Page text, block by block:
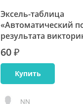
Эксель-таблица
«Автоматический
результата
60 ₽
Купить
NN